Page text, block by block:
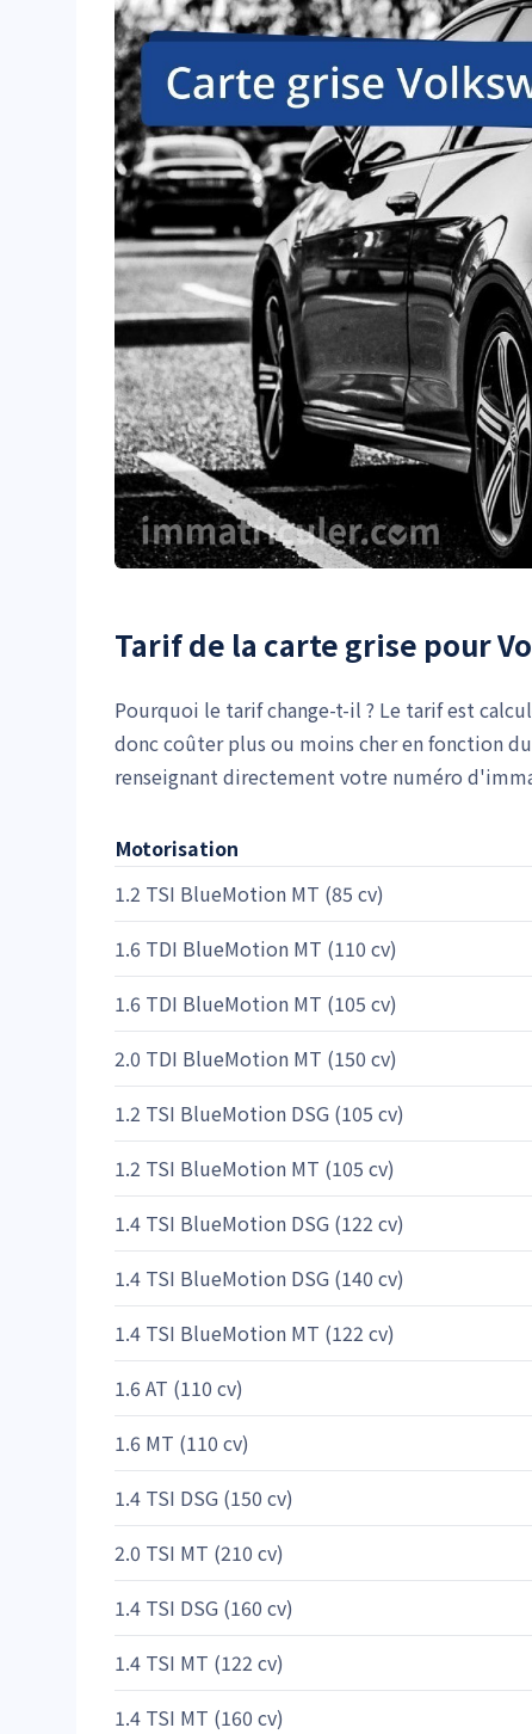
Tarif de la carte grise pour
Pourquoi le tarif change-t-il ? Le tarif est
donc coûter plus ou moins cher en fonction
renseignant directement votre numéro
Motorisation
1.2 TSI BlueMotion MT (85 cv)
1.6 TDI BlueMotion MT (110 cv)
1.6 TDI BlueMotion MT (105 cv)
2.0 TDI BlueMotion MT (150 cv)
1.2 TSI BlueMotion DSG (105 cv)
1.2 TSI BlueMotion MT (105 cv)
1.4 TSI BlueMotion DSG (122 cv)
1.4 TSI BlueMotion DSG (140 cv)
1.4 TSI BlueMotion MT (122 cv)
1.6 AT (110 cv)
1.6 MT (110 cv)
1.4 TSI DSG (150 cv)
2.0 TSI MT (210 cv)
1.4 TSI DSG (160 cv)
1.4 TSI MT (122 cv)
1.4 TSI MT (160 cv)